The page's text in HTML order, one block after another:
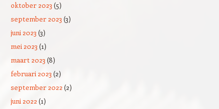
oktober 2023 (5)
september 2023 (3)
juni 2023 (3)
mei 2023 (1)
maart 2023 (8)
februari 2023 (2)
september 2022 (2)
juni 2022 (1)